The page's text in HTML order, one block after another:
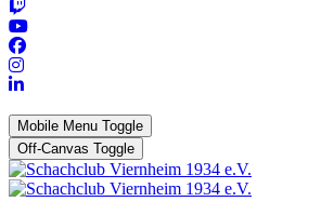
Mobile Menu Toggle
Off-Canvas Toggle